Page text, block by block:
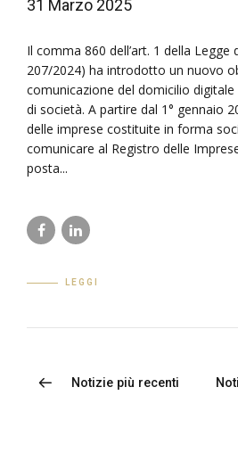
31 Marzo 2025
Il comma 860 dell’art. 1 della Legge
207/2024) ha introdotto un nuovo
comunicazione del domicilio
di società. A partire dal 1° gennaio
delle imprese costituite in forma
comunicare al Registro delle
posta...
LEGGI
Notizie più recenti